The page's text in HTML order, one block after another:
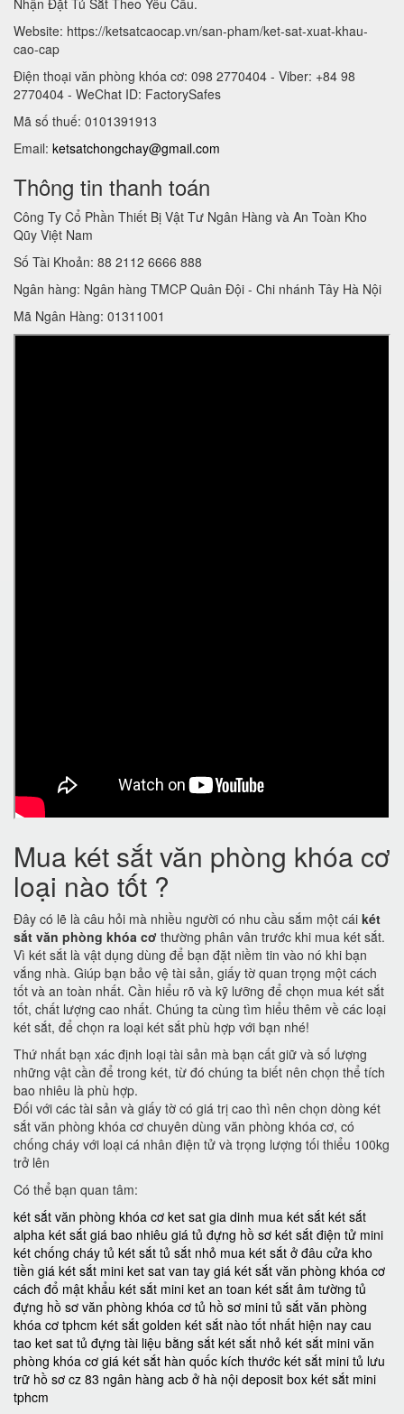
Nhận Đặt Tủ Sắt Theo Yêu Cầu.
Website: https://ketsatcaocap.vn/san-pham/ket-sat-xuat-khau-
cao-cap
Điện thoại văn phòng khóa cơ: 098 2770404 - Viber: +84 98
2770404 - WeChat ID: FactorySafes
Mã số thuế: 0101391913
Email: ketsatchongchay@gmail.com
Thông tin thanh toán
Công Ty Cổ Phần Thiết Bị Vật Tư Ngân Hàng và An Toàn Kho
Qũy Việt Nam
Số Tài Khoản: 88 2112 6666 888
Ngân hàng: Ngân hàng TMCP Quân Đội - Chi nhánh Tây Hà Nội
Mã Ngân Hàng: 01311001
Mua két sắt văn phòng khóa cơ
loại nào tốt ?
Đây có lẽ là câu hỏi mà nhiều người có nhu cầu sắm một cái két
sắt văn phòng khóa cơ thường phân vân trước khi mua két sắt.
Vì két sắt là vật dụng dùng để bạn đặt niềm tin vào nó khi bạn
vắng nhà. Giúp bạn bảo vệ tài sản, giấy tờ quan trọng một cách
tốt và an toàn nhất. Cần hiểu rõ và kỹ lưỡng để chọn mua két sắt
tốt, chất lượng cao nhất. Chúng ta cùng tìm hiểu thêm về các loại
két sắt, để chọn ra loại két sắt phù hợp với bạn nhé!
Thứ nhất bạn xác định loại tài sản mà bạn cất giữ và số lượng
những vật cần để trong két, từ đó chúng ta biết nên chọn thể tích
bao nhiêu là phù hợp.
Đối với các tài sản và giấy tờ có giá trị cao thì nên chọn dòng két
sắt văn phòng khóa cơ chuyên dùng văn phòng khóa cơ, có
chống cháy với loại cá nhân điện tử và trọng lượng tối thiểu 100kg
trở lên
Có thể bạn quan tâm:
két sắt văn phòng khóa cơ ket sat gia dinh mua két sắt két sắt
alpha két sắt giá bao nhiêu giá tủ đựng hồ sơ két sắt điện tử mini
két chống cháy tủ két sắt tủ sắt nhỏ mua két sắt ở đâu cửa kho
tiền giá két sắt mini ket sat van tay giá két sắt văn phòng khóa cơ
cách đổ mật khẩu két sắt mini ket an toan két sắt âm tường tủ
đựng hồ sơ văn phòng khóa cơ tủ hồ sơ mini tủ sắt văn phòng
khóa cơ tphcm két sắt golden két sắt nào tốt nhất hiện nay cau
tao ket sat tủ đựng tài liệu bằng sắt két sắt nhỏ két sắt mini văn
phòng khóa cơ giá két sắt hàn quốc kích thước két sắt mini tủ lưu
trữ hồ sơ cz 83 ngân hàng acb ở hà nội deposit box két sắt mini
tphcm